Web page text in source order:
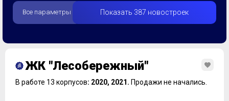
Все параметры Показать 387 новостроек
ЖК "Лесобережный"
В работе 13 корпусов: 2020, 2021. Продажи не начались.